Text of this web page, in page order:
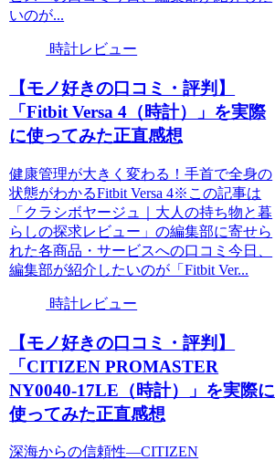
いのが...
時計レビュー
【モノ好きの口コミ・評判】
「Fitbit Versa 4（時計）」を実際
に使ってみた正直感想
健康管理が大きく変わる！手首で全身の
状態がわかるFitbit Versa 4※この記事は
「クラシボヤージュ｜大人の持ち物と暮
らしの探求レビュー」の編集部に寄せら
れた各商品・サービスへの口コミ今日、
編集部が紹介したいのが「Fitbit Ver...
時計レビュー
【モノ好きの口コミ・評判】
「CITIZEN PROMASTER
NY0040-17LE（時計）」を実際に
使ってみた正直感想
深海からの信頼性—CITIZEN